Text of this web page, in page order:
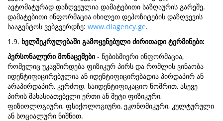
ავტომატურად დაზღვეულია დამატებითი საზღაურის გარეშე.
დამატებითი ინფორმაცია იხილეთ დეპოზიტების დაზღვევის
სააგენტოს ვებგვერდზე: www.diagency.ge.
1.9. ხელშეკრულებაში გამოყენებული ძირითადი ტერმინები:
პერსონალური მონაცემები - ნებისმიერი ინფორმაცია,
რომელიც უკავშირდება ფიზიკურ პირს და რომლის ვინაობა
იდენტიფიცირებულია ან იდენტიფიცირებადია პირდაპირ ან
არაპირდაპირ, კერძოდ, საიდენტიფიკაციო ნომრით, ასევე
პირის მახასიათებელი ერთი ან მეტი ფიზიკური,
ფიზიოლოგიური, ფსიქოლოგიური, ეკონომიკური, კულტურული
ან სოციალური ნიშნით.